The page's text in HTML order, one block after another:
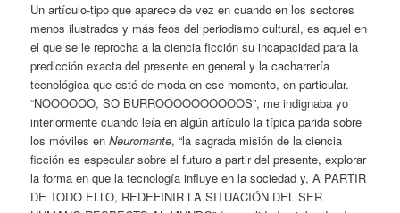
Un artículo-tipo que aparece de vez en cuando en los sectores
menos ilustrados y más feos del periodismo cultural, es aquel en
el que se le reprocha a la ciencia ficción su incapacidad para la
predicción exacta del presente en general y la cacharrería
tecnológica que esté de moda en ese momento, en particular.
“NOOOOOO, SO BURROOOOOOOOOOS”, me indignaba yo
interiormente cuando leía en algún artículo la típica parida sobre
los móviles enNeuromante, “la sagrada misión de la ciencia
ficción es especular sobre el futuro a partir del presente, explorar
la forma en que la tecnología influye en la sociedad y, A PARTIR
DE TODO ELLO, REDEFINIR LA SITUACIÓN DEL SER